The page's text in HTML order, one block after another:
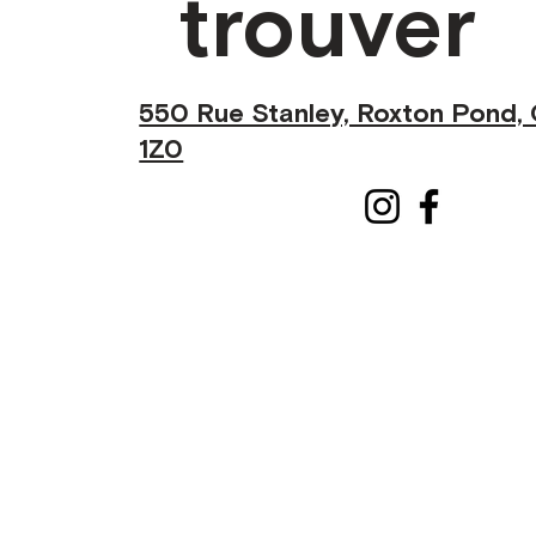
trouver
550 Rue Stanley, Roxton Pond,
1Z0